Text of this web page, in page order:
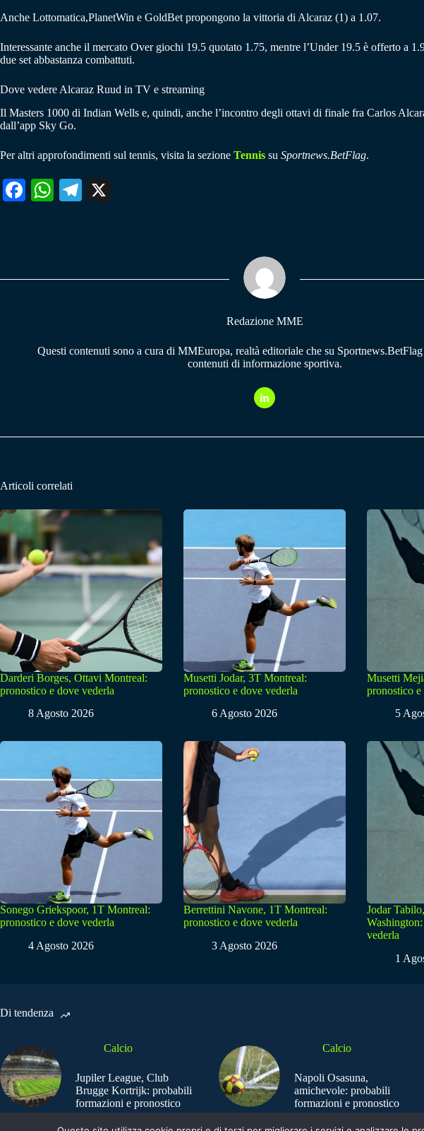
Anche Lottomatica,PlanetWin e GoldBet propongono la vittoria di Alcaraz (1) a 1.07.
Interessante anche il mercato Over giochi 19.5 quotato 1.75, mentre l’Under 19.5 è offerto a
due set abbastanza combattuti.
Dove vedere Alcaraz Ruud in TV e streaming
Il Masters 1000 di Indian Wells e, quindi, anche l’incontro degli ottavi di finale fra Carlos
dall’app Sky Go.
Per altri approfondimenti sul tennis, visita la sezione Tennis su Sportnews.BetFlag.
Fa W
pp
Te
m
Redazione MME
Questi contenuti sono a cura di MMEuropa, realtà editoriale che su
contenuti di informazione sportiva.
Articoli correlati
Darderi Borges, Ottavi Montreal:
pronostico e dove vederla
8 Agosto 2026
Musetti Jodar, 3T Montreal:
pronostico e dove vederla
6 Agosto 2026
Musetti
pronostico e
5
Sonego Griekspoor, 1T Montreal:
pronostico e dove vederla
4 Agosto 2026
Berrettini Navone, 1T Montreal:
pronostico e dove vederla
3 Agosto 2026
Jodar
vederla
1
Di tendenza
Calcio
Jupiler League, Club
Brugge Kortrijk: probabili
formazioni e pronostico
Calcio
Napoli Osasuna,
amichevole: probabili
formazioni e pronostico